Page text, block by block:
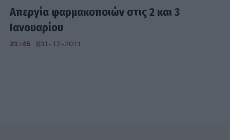
Απεργία φαρμακοποιών στις 2 και 3
Ιανουαρίου
21:45 @31-12-2011